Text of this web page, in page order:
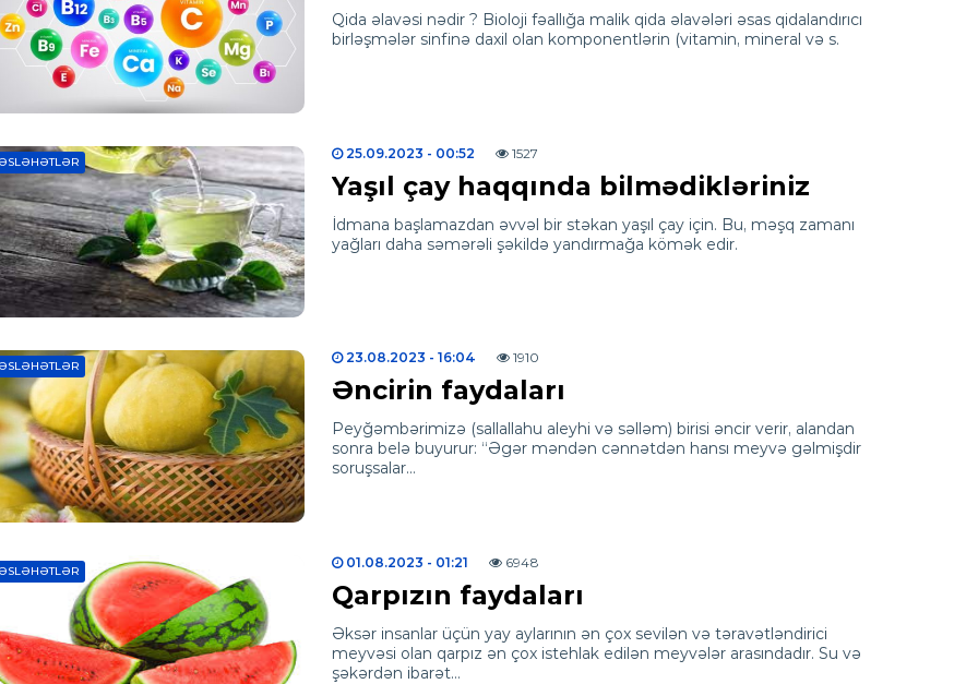
Qida əlavəsi nədir ? Bioloji fəallığa malik qida əlavələri əsas qidalandırıcı
birləşmələr sinfinə daxil olan komponentlərin (vitamin, mineral və s.
25.09.2023 - 00:52 1527
Yaşıl çay haqqında bilmədikləriniz
İdmana başlamazdan əvvəl bir stəkan yaşıl çay için. Bu, məşq zamanı
yağları daha səmərəli şəkildə yandırmağa kömək edir.
23.08.2023 - 16:04 1910
Əncirin faydaları
Peyğəmbərimizə (sallallahu aleyhi və səlləm) birisi əncir verir, alandan
sonra belə buyurur: “Əgər məndən cənnətdən hansı meyvə gəlmişdir
soruşsalar…
01.08.2023 - 01:21 6948
Qarpızın faydaları
Əksər insanlar üçün yay aylarının ən çox sevilən və təravətləndirici
meyvəsi olan qarpız ən çox istehlak edilən meyvələr arasındadır. Su və
şəkərdən ibarət…